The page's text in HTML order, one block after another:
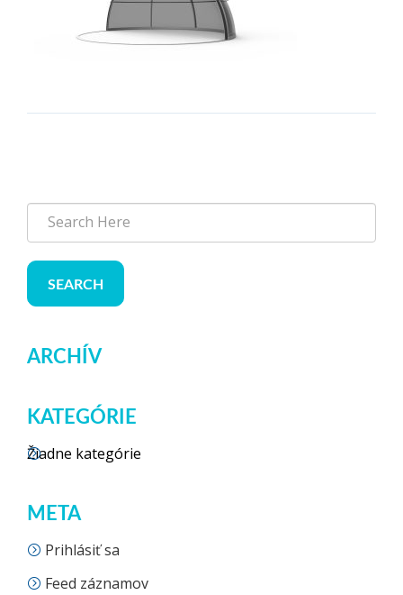
SEARCH
ARCHÍV
KATEGÓRIE
Žiadne kategórie
META
Prihlásiť sa
Feed záznamov